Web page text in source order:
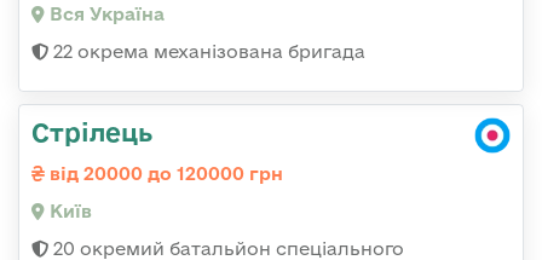
Вся Україна
22 окрема механізована бригада
Стрілець
від 20000 до 120000 грн
Київ
20 окремий батальйон спеціального